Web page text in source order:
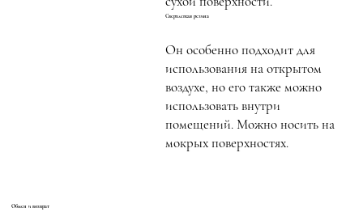
Сверхлегкая резина
Обмен и возврат
Он особенно подходит для
использования на открытом
воздухе, но его также можно
использовать внутри
помещений. Можно носить на
мокрых поверхностях.